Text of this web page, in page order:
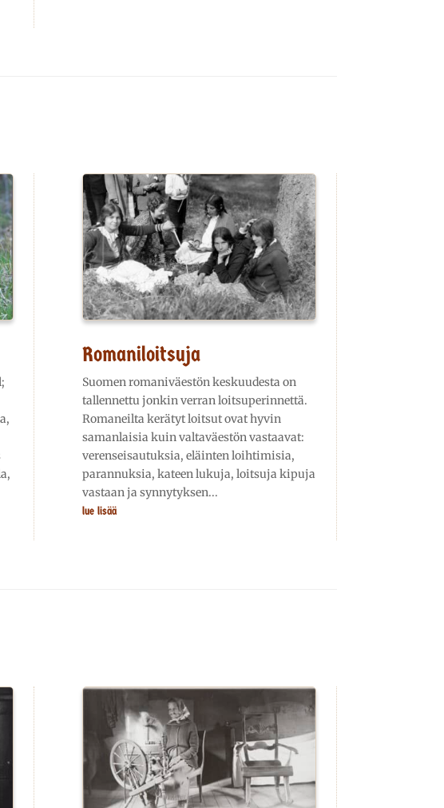
Romaniloitsuja
Suomen romaniväestön keskuudesta on
tallennettu jonkin verran loitsuperinnettä.
Romaneilta kerätyt loitsut ovat hyvin
samanlaisia kuin valtaväestön vastaavat:
verenseisautuksia, eläinten loihtimisia,
parannuksia, kateen lukuja, loitsuja kipuja
vastaan ja synnytyksen...
lue lisää